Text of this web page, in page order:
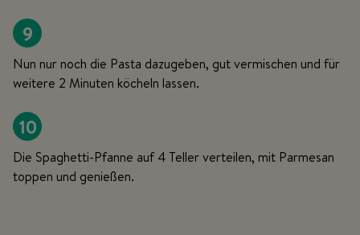
9
Nun nur noch die Pasta dazugeben, gut vermischen und für
weitere 2 Minuten köcheln lassen.
10
Die Spaghetti-Pfanne auf 4 Teller verteilen, mit Parmesan
toppen und genießen.